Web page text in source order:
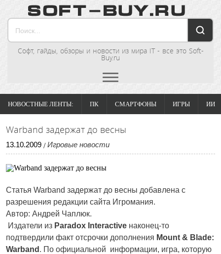
Софт, гайды, обзоры и новости из мира IT - все это Soft-
Buy.ru
НОВОСТНЫЕ ЛЕНТЫ: ПК СМАРТФОНЫ ИГРЫ ИИ
Warband задержат до весны
13.10.2009 / Игровые новости
Статья Warband задержат до весны добавлена с
разрешения редакции сайта Игромания.
Автор: Андрей Чаплюк.
Издатели из Paradox Interactive наконец-то
подтвердили факт отсрочки дополнения Mount & Blade:
Warband . По официальной информации, игра, которую